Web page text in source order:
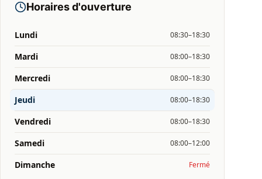
Horaires d'ouverture
Lundi 08:30–18:30
Mardi 08:00–18:30
Mercredi 08:00–18:30
Jeudi 08:00–18:30
Vendredi 08:00–18:30
Samedi 08:00–12:00
Dimanche Fermé